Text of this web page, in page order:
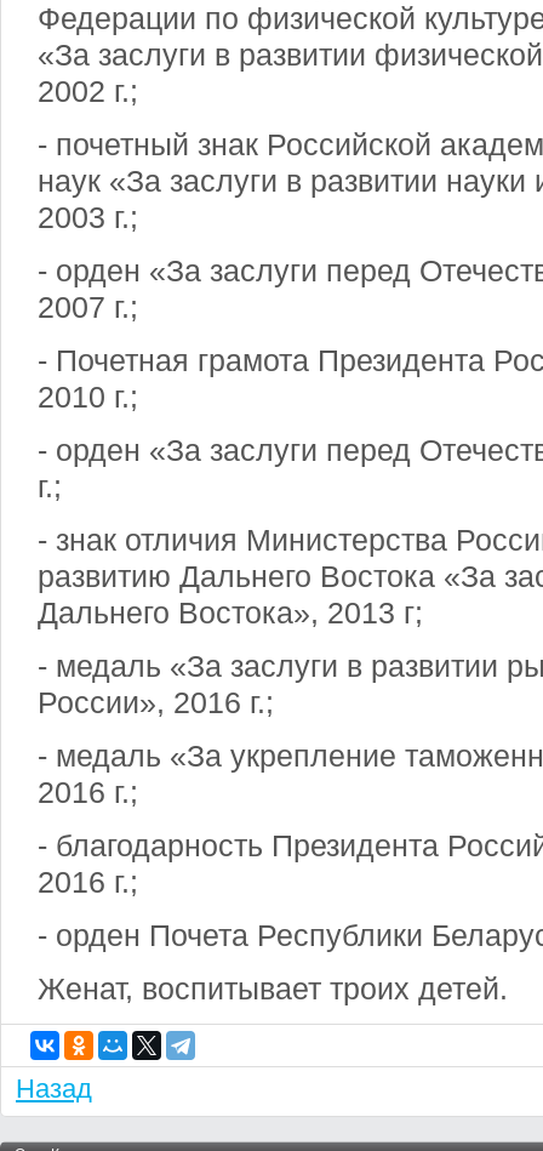
Федерации по физической
«За заслуги в развитии
2002 г.;
- почетный знак Российской
наук «За заслуги в развитии
2003 г.;
- орден «За заслуги перед
2007 г.;
- Почетная грамота Президента
2010 г.;
- орден «За заслуги перед
г.;
- знак отличия Министерства
развитию Дальнего Востока «За
Дальнего Востока», 2013 г;
- медаль «За заслуги в развитии
России», 2016 г.;
- медаль «За укрепление
2016 г.;
- благодарность Президента
2016 г.;
- орден Почета Республики
Женат, воспитывает троих детей.
Назад